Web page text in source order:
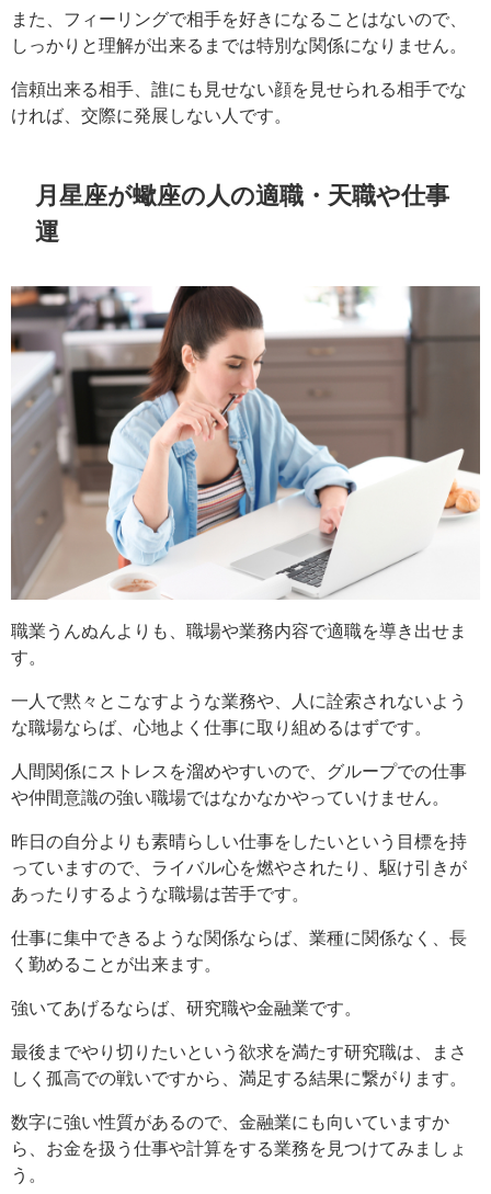
また、フィーリングで相手を好きになることはないので、
しっかりと理解が出来るまでは特別な関係になりません。
信頼出来る相手、誰にも見せない顔を見せられる相手でな
ければ、交際に発展しない人です。
月星座が蠍座の人の適職・天職や仕事
運
職業うんぬんよりも、職場や業務内容で適職を導き出せま
す。
一人で黙々とこなすような業務や、人に詮索されないよう
な職場ならば、心地よく仕事に取り組めるはずです。
人間関係にストレスを溜めやすいので、グループでの仕事
や仲間意識の強い職場ではなかなかやっていけません。
昨日の自分よりも素晴らしい仕事をしたいという目標を持
っていますので、ライバル心を燃やされたり、駆け引きが
あったりするような職場は苦手です。
仕事に集中できるような関係ならば、業種に関係なく、長
く勤めることが出来ます。
強いてあげるならば、研究職や金融業です。
最後までやり切りたいという欲求を満たす研究職は、まさ
しく孤高での戦いですから、満足する結果に繋がります。
数字に強い性質があるので、金融業にも向いていますか
ら、お金を扱う仕事や計算をする業務を見つけてみましょ
う。